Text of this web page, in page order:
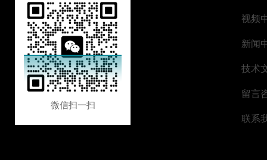
微信扫一扫
视频
新闻
技术
留言
联系